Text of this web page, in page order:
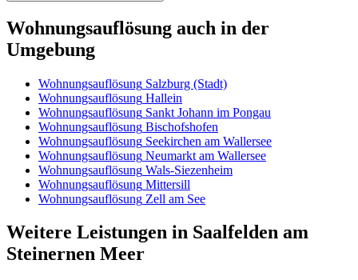
Wohnungsauflösung auch in der
Umgebung
Wohnungsauflösung Salzburg (Stadt)
Wohnungsauflösung Hallein
Wohnungsauflösung Sankt Johann im Pongau
Wohnungsauflösung Bischofshofen
Wohnungsauflösung Seekirchen am Wallersee
Wohnungsauflösung Neumarkt am Wallersee
Wohnungsauflösung Wals-Siezenheim
Wohnungsauflösung Mittersill
Wohnungsauflösung Zell am See
Weitere Leistungen in Saalfelden am
Steinernen Meer